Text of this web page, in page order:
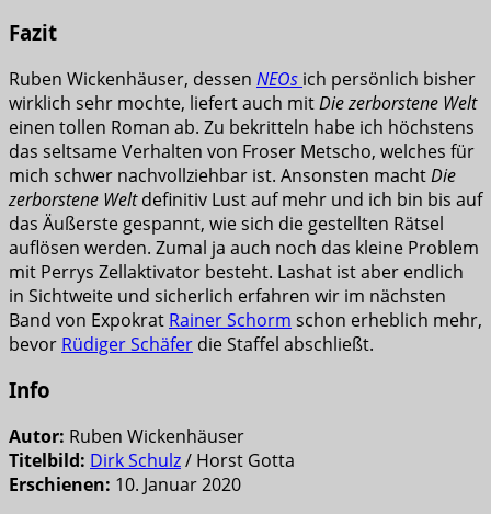
Fazit
Ruben Wickenhäuser, dessen NEOs ich persönlich bisher
wirklich sehr mochte, liefert auch mitDie zerborstene Welt
einen tollen Roman ab. Zu bekritteln habe ich höchstens
das seltsame Verhalten von Froser Metscho, welches für
mich schwer nachvollziehbar ist. Ansonsten machtDie
zerborstene Weltdefinitiv Lust auf mehr und ich bin bis auf
das Äußerste gespannt, wie sich die gestellten Rätsel
auflösen werden. Zumal ja auch noch das kleine Problem
mit Perrys Zellaktivator besteht. Lashat ist aber endlich
in Sichtweite und sicherlich erfahren wir im nächsten
Band von Expokrat Rainer Schorm schon erheblich mehr,
bevor Rüdiger Schäfer die Staffel abschließt.
Info
Autor: Ruben Wickenhäuser
Titelbild: Dirk Schulz/ Horst Gotta
Erschienen: 10. Januar 2020